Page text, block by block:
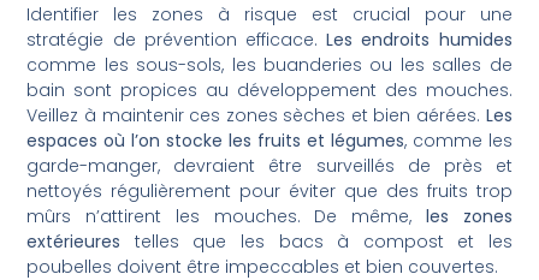
Identifier les zones à risque est crucial pour une
stratégie de prévention efficace.Les endroits humides
comme les sous-sols, les buanderies ou les salles de
bain sont propices au développement des mouches.
Veillez à maintenir ces zones sèches et bien aérées. Les
espaces où l’on stocke les fruits et légumes, comme les
garde-manger, devraient être surveillés de près et
nettoyés régulièrement pour éviter que des fruits trop
mûrs n’attirent les mouches. De même, les zones
extérieures telles que les bacs à compost et les
poubelles doivent être impeccables et bien couvertes.